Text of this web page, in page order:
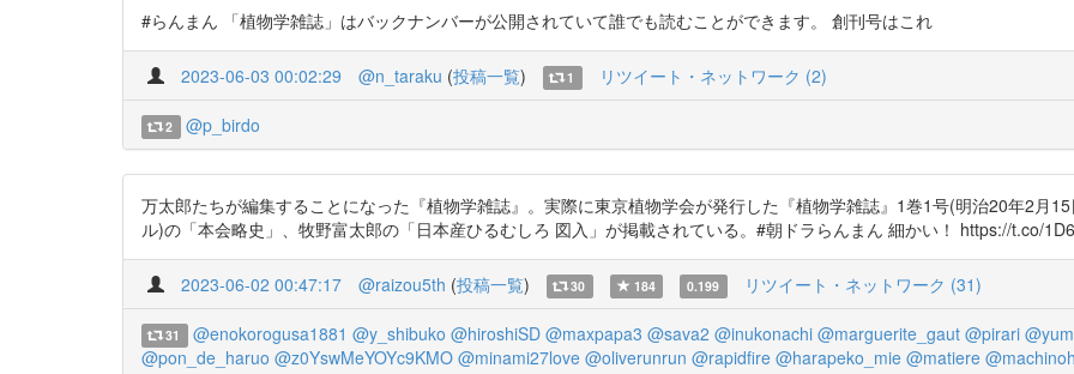
#らんまん 「植物学雑誌」はバックナンバーが公開されていて誰でも読むことができます。 創刊号はこれ
2023-06-03 00:02:29 @n_taraku (投稿一覧) 1 リツイート・ネットワーク (2)
2 @p_birdo
万太郎たちが編集することになった『植物学雑誌』。実際に東京植物学会が発行した『植物学雑誌』1巻1号(明治20年2月
ル)の「本会略史」、牧野富太郎の「日本産ひるむしろ 図入」が掲載されている。#朝ドラらんまん 細かい！ https://t.co/
2023-06-02 00:47:17 @raizou5th (投稿一覧) 30 184 0.199 リツイート・ネットワーク (31)
31 @enokorogusa1881 @y_shibuko @hiroshiSD @maxpapa3 @sava2 @inukonachi @marguerite_gaut @pirari
@pon_de_haruo @z0YswMeYOYc9KMO @minami27love @oliverunrun @rapidfire @harapeko_mie @matiere